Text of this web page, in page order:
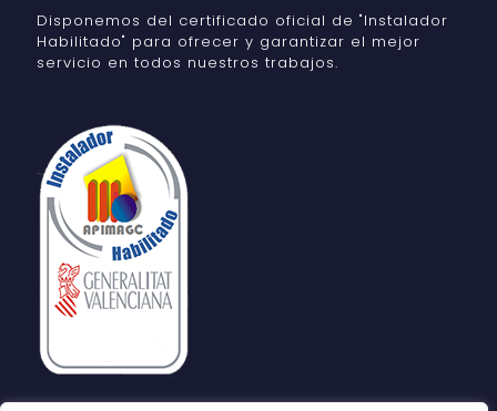
Disponemos del certificado oficial de "Instalador
Habilitado" para ofrecer y garantizar el mejor
servicio en todos nuestros trabajos.